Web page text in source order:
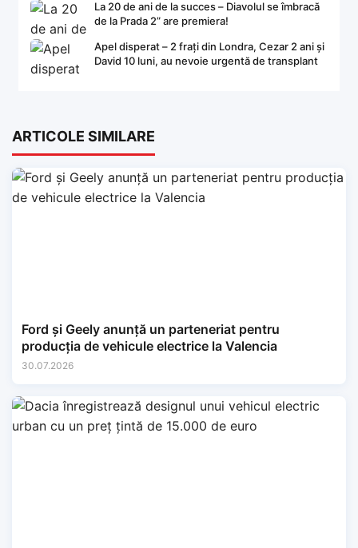
La 20 de ani de la succes – Diavolul se îmbracă
de la Prada 2” are premiera!
Apel disperat – 2 frați din Londra, Cezar 2 ani și
David 10 luni, au nevoie urgentă de transplant
ARTICOLE SIMILARE
Ford și Geely anunță un parteneriat pentru
producția de vehicule electrice la Valencia
30.07.2026